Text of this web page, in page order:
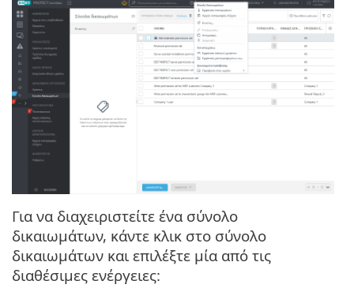
Για να διαχειριστείτε ένα σύνολο
δικαιωμάτων, κάντε κλικ στο σύνολο
δικαιωμάτων και επιλέξτε μία από τις
διαθέσιμες ενέργειες: